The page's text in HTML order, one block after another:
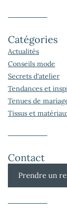
Catégories
Actualités
Conseils mode
Secrets d'atelier
Tendances et
Tenues de
Tissus et
Contact
Prendre un